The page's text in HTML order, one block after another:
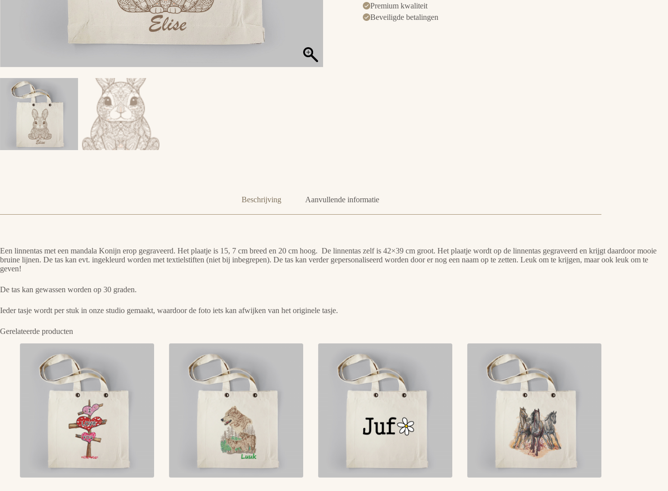
Premium kwaliteit
Beveiligde betalingen
Beschrijving Aanvullende informatie
Een linnentas met een mandala Konijn erop gegraveerd. Het plaatje is 15, 7 cm breed en 20 cm hoog. De linnentas zelf is 42×39 cm groot. Het plaatje wordt op de linnentas gegraveerd en krijgt daardoor mooie
bruine lijnen. De tas kan evt. ingekleurd worden met textielstiften (niet bij inbegrepen). De tas kan verder gepersonaliseerd worden door er nog een naam op te zetten. Leuk om te krijgen, maar ook leuk om te
geven!
De tas kan gewassen worden op 30 graden.
Ieder tasje wordt per stuk in onze studio gemaakt, waardoor de foto iets kan afwijken van het originele tasje.
Gerelateerde producten